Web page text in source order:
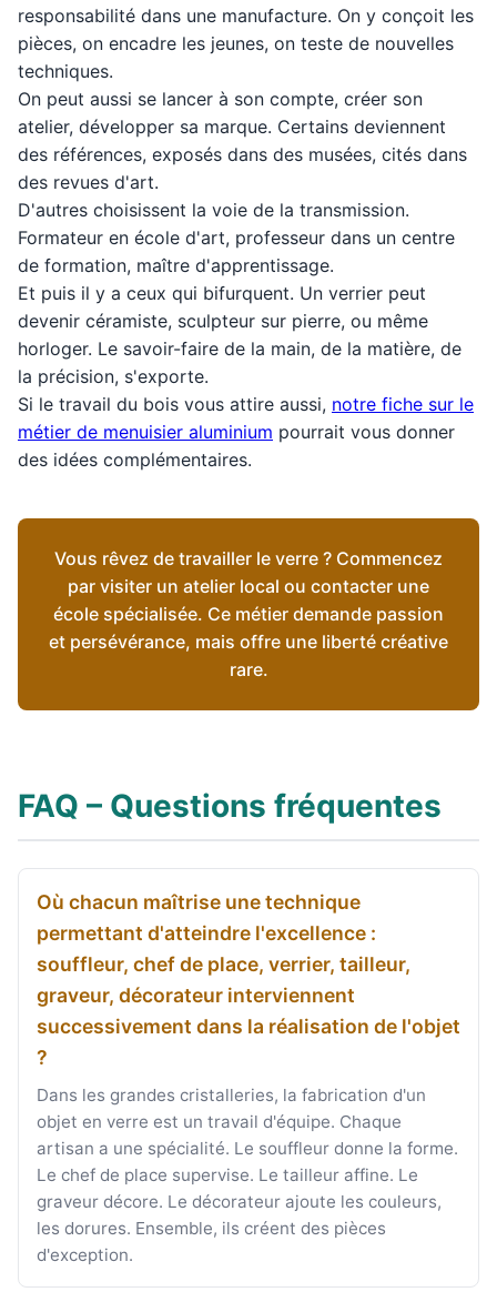
responsabilité dans une manufacture. On y conçoit les
pièces, on encadre les jeunes, on teste de nouvelles
techniques.
On peut aussi se lancer à son compte, créer son
atelier, développer sa marque. Certains deviennent
des références, exposés dans des musées, cités dans
des revues d'art.
D'autres choisissent la voie de la transmission.
Formateur en école d'art, professeur dans un centre
de formation, maître d'apprentissage.
Et puis il y a ceux qui bifurquent. Un verrier peut
devenir céramiste, sculpteur sur pierre, ou même
horloger. Le savoir-faire de la main, de la matière, de
la précision, s'exporte.
Si le travail du bois vous attire aussi, notre fiche sur le
métier de menuisier aluminium pourrait vous donner
des idées complémentaires.
Vous rêvez de travailler le verre ? Commencez
par visiter un atelier local ou contacter une
école spécialisée. Ce métier demande passion
et persévérance, mais offre une liberté créative
rare.
FAQ – Questions fréquentes
Où chacun maîtrise une technique
permettant d'atteindre l'excellence :
souffleur, chef de place, verrier, tailleur,
graveur, décorateur interviennent
successivement dans la réalisation de l'objet
?
Dans les grandes cristalleries, la fabrication d'un
objet en verre est un travail d'équipe. Chaque
artisan a une spécialité. Le souffleur donne la forme.
Le chef de place supervise. Le tailleur affine. Le
graveur décore. Le décorateur ajoute les couleurs,
les dorures. Ensemble, ils créent des pièces
d'exception.